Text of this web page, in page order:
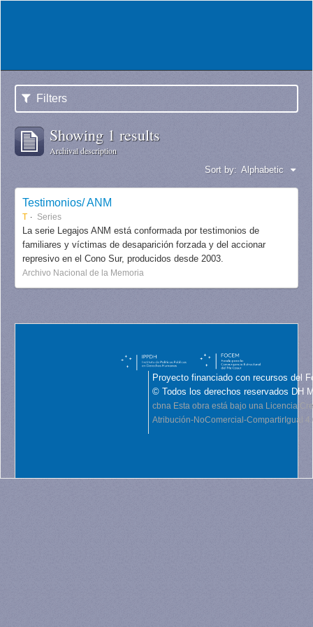
Filters
Showing 1 results
Archival description
Sort by: Alphabetic
Testimonios/ ANM
T Series
La serie Legajos ANM está conformada por testimonios de
familiares y víctimas de desaparición forzada y del accionar
represivo en el Cono Sur, producidos desde 2003.
Archivo Nacional de la Memoria
Proyecto financiado con recursos del
© Todos los derechos reservados DH
cbna Esta obra está bajo una Licencia
Atribución-NoComercial-CompartirIgual